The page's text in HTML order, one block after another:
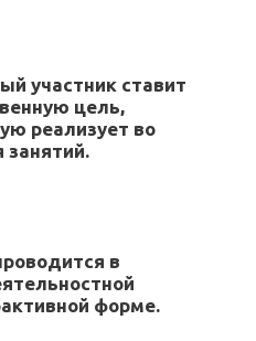
участник ставит
цель,
реализует во
занятий.
в
форме.